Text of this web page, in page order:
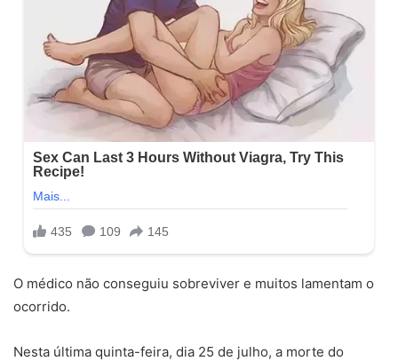
O médico não conseguiu sobreviver e muitos lamentam o
ocorrido.
Nesta última quinta-feira, dia 25 de julho, a morte do